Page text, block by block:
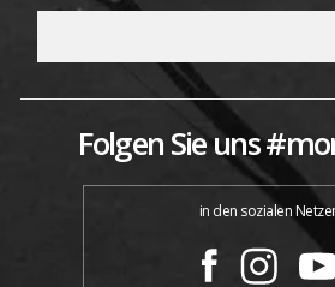
Folgen Sie uns
in den sozialen